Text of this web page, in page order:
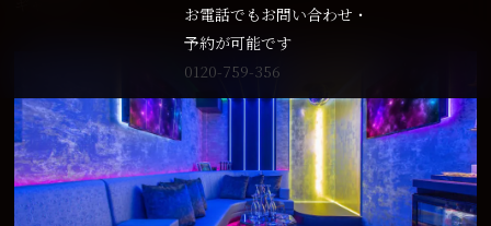
お電話でもお問い合わせ・
予約が可能です
0120-759-356